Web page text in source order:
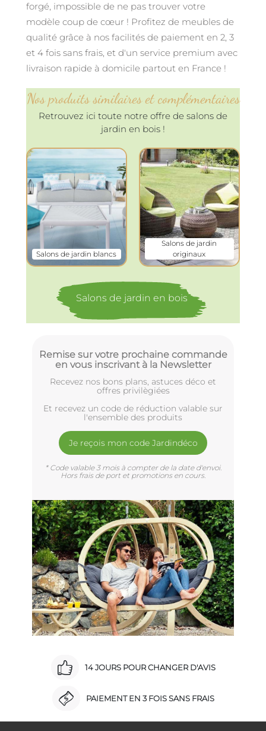
forgé, impossible de ne pas trouver votre
modèle coup de cœur ! Profitez de meubles de
qualité grâce à nos facilités de paiement en 2, 3
et 4 fois sans frais, et d'un service premium avec
livraison rapide à domicile partout en France !
Nos produits similaires et complémentaires
Salons de jardin blancs
Retrouvez ici toute notre offre de salons de
jardin en bois !
Salons de jardin en bois
Salons de jardin
originaux
Remise sur votre prochaine commande
en vous inscrivant à la Newsletter
Recevez nos bons plans, astuces déco et
offres privilègiées
Et recevez un code de réduction valable sur
l'ensemble des produits
Je reçois mon code Jardindéco
* Code valable 3 mois à compter de la date d'envoi.
Hors frais de port et promotions en cours.
14 JOURS POUR CHANGER D'AVIS
PAIEMENT EN 3 FOIS SANS FRAIS